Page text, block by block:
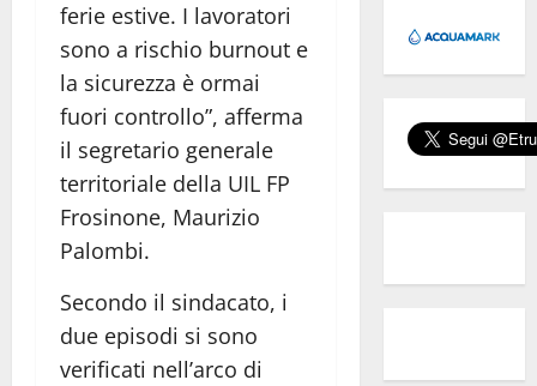
ferie estive. I lavoratori
sono a rischio burnout e
la sicurezza è ormai
fuori controllo”, afferma
il segretario generale
territoriale della UIL FP
Frosinone, Maurizio
Palombi.
Secondo il sindacato, i
due episodi si sono
verificati nell’arco di